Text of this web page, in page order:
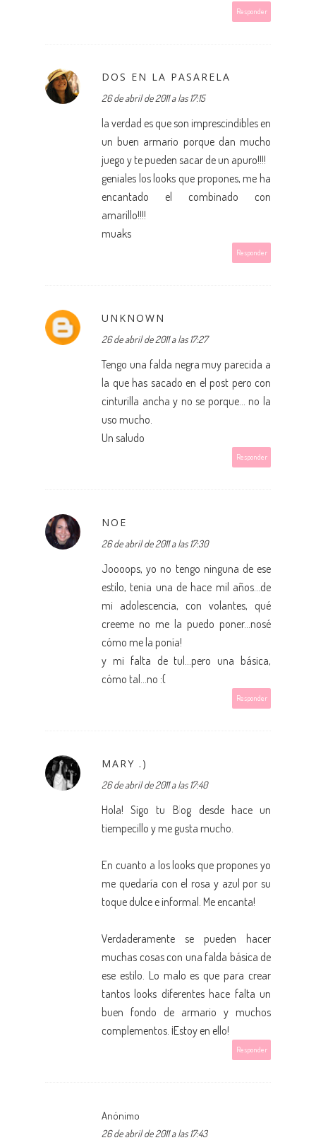
Responder
DOS EN LA PASARELA
26 de abril de 2011 a las 17:15
la verdad es que son imprescindibles en
un buen armario porque dan mucho
juego y te pueden sacar de un apuro!!!!
geniales los looks que propones, me ha
encantado el combinado con
amarillo!!!!
muaks
Responder
UNKNOWN
26 de abril de 2011 a las 17:27
Tengo una falda negra muy parecida a
la que has sacado en el post pero con
cinturilla ancha y no se porque... no la
uso mucho.
Un saludo
Responder
NOE
26 de abril de 2011 a las 17:30
Joooops, yo no tengo ninguna de ese
estilo, tenia una de hace mil años...de
mi adolescencia, con volantes, qué
creeme no me la puedo poner...nosé
cómo me la ponía!
y mi falta de tul...pero una básica,
cómo tal...no :(
Responder
MARY .)
26 de abril de 2011 a las 17:40
Hola! Sigo tu Blog desde hace un
tiempecillo y me gusta mucho.
En cuanto a los looks que propones yo
me quedaría con el rosa y azul por su
toque dulce e informal. Me encanta!
Verdaderamente se pueden hacer
muchas cosas con una falda básica de
ese estilo. Lo malo es que para crear
tantos looks diferentes hace falta un
buen fondo de armario y muchos
complementos. ¡Estoy en ello!
Responder
Anónimo
26 de abril de 2011 a las 17:43